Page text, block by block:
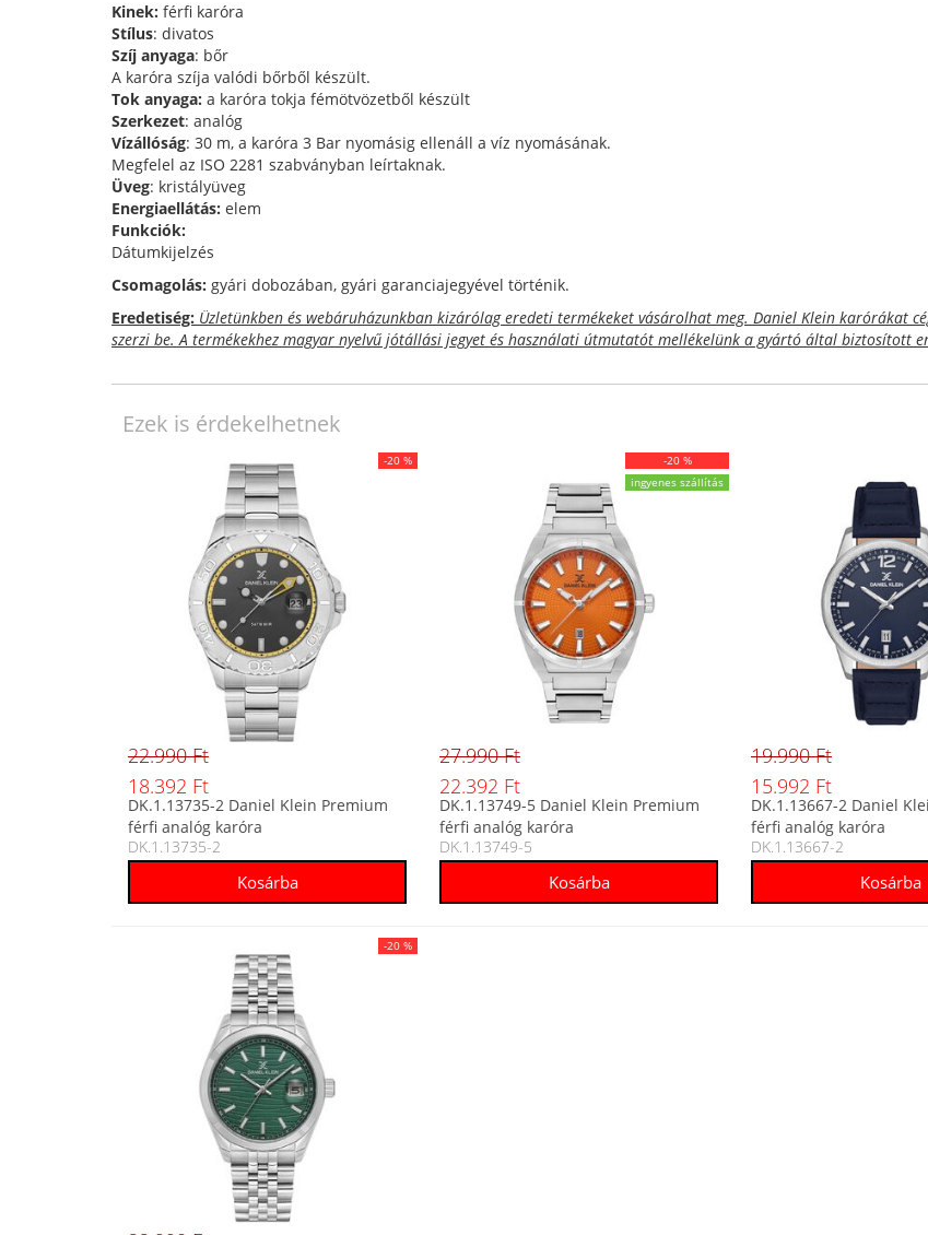
Kinek: férfi karóra
Stílus: divatos
Szíj anyaga: bőr
A karóra szíja valódi bőrből készült.
Tok anyaga: a karóra tokja fémötvözetből készült
Szerkezet: analóg
Vízállóság: 30 m, a karóra 3 Bar nyomásig ellenáll a víz nyomásának.
Megfelel az ISO 2281 szabványban leírtaknak.
Üveg: kristályüveg
Energiaellátás: elem
Funkciók:
Dátumkijelzés
Csomagolás: gyári dobozában, gyári garanciajegyével történik.
Eredetiség: Üzletünkben és webáruházunkban kizárólag eredeti termékeket vásárolhat meg. Daniel Klein karórákat
szerzi be. A termékekhez magyar nyelvű jótállási jegyet és használati útmutatót mellékelünk a gyártó által biztosított
Ezek is érdekelhetnek
-20 %
22.990 Ft
18.392 Ft
DK.1.13735-2 Daniel Klein Premium
férfi analóg karóra
DK.1.13735-2
-20 %
ingyenes szállítás
27.990 Ft
22.392 Ft
DK.1.13749-5 Daniel Klein Premium
férfi analóg karóra
DK.1.13749-5
19.990 Ft
15.992 Ft
DK.1.13667-2 Daniel
férfi analóg karóra
DK.1.13667-2
-20 %